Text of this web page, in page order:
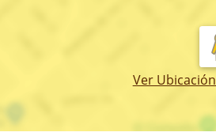
Ver Ubicación